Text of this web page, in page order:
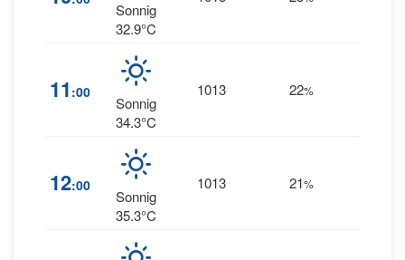
Sonnig
32.9°C
11 :00
Sonnig
34.3°C
1013 22%
12:00
Sonnig
35.3°C
1013 21%